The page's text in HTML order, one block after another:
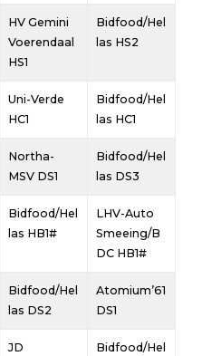
HV Gemini
Voerendaal
HS1
Bidfood/Hel
las HS2
Uni-Verde
HC1
Bidfood/Hel
las HC1
Northa-
MSV DS1
Bidfood/Hel
las DS3
Bidfood/Hel
las HB1#
LHV-Auto
Smeeing/B
DC HB1#
Bidfood/Hel
las DS2
Atomium’61
DS1
JD
Bidfood/Hel